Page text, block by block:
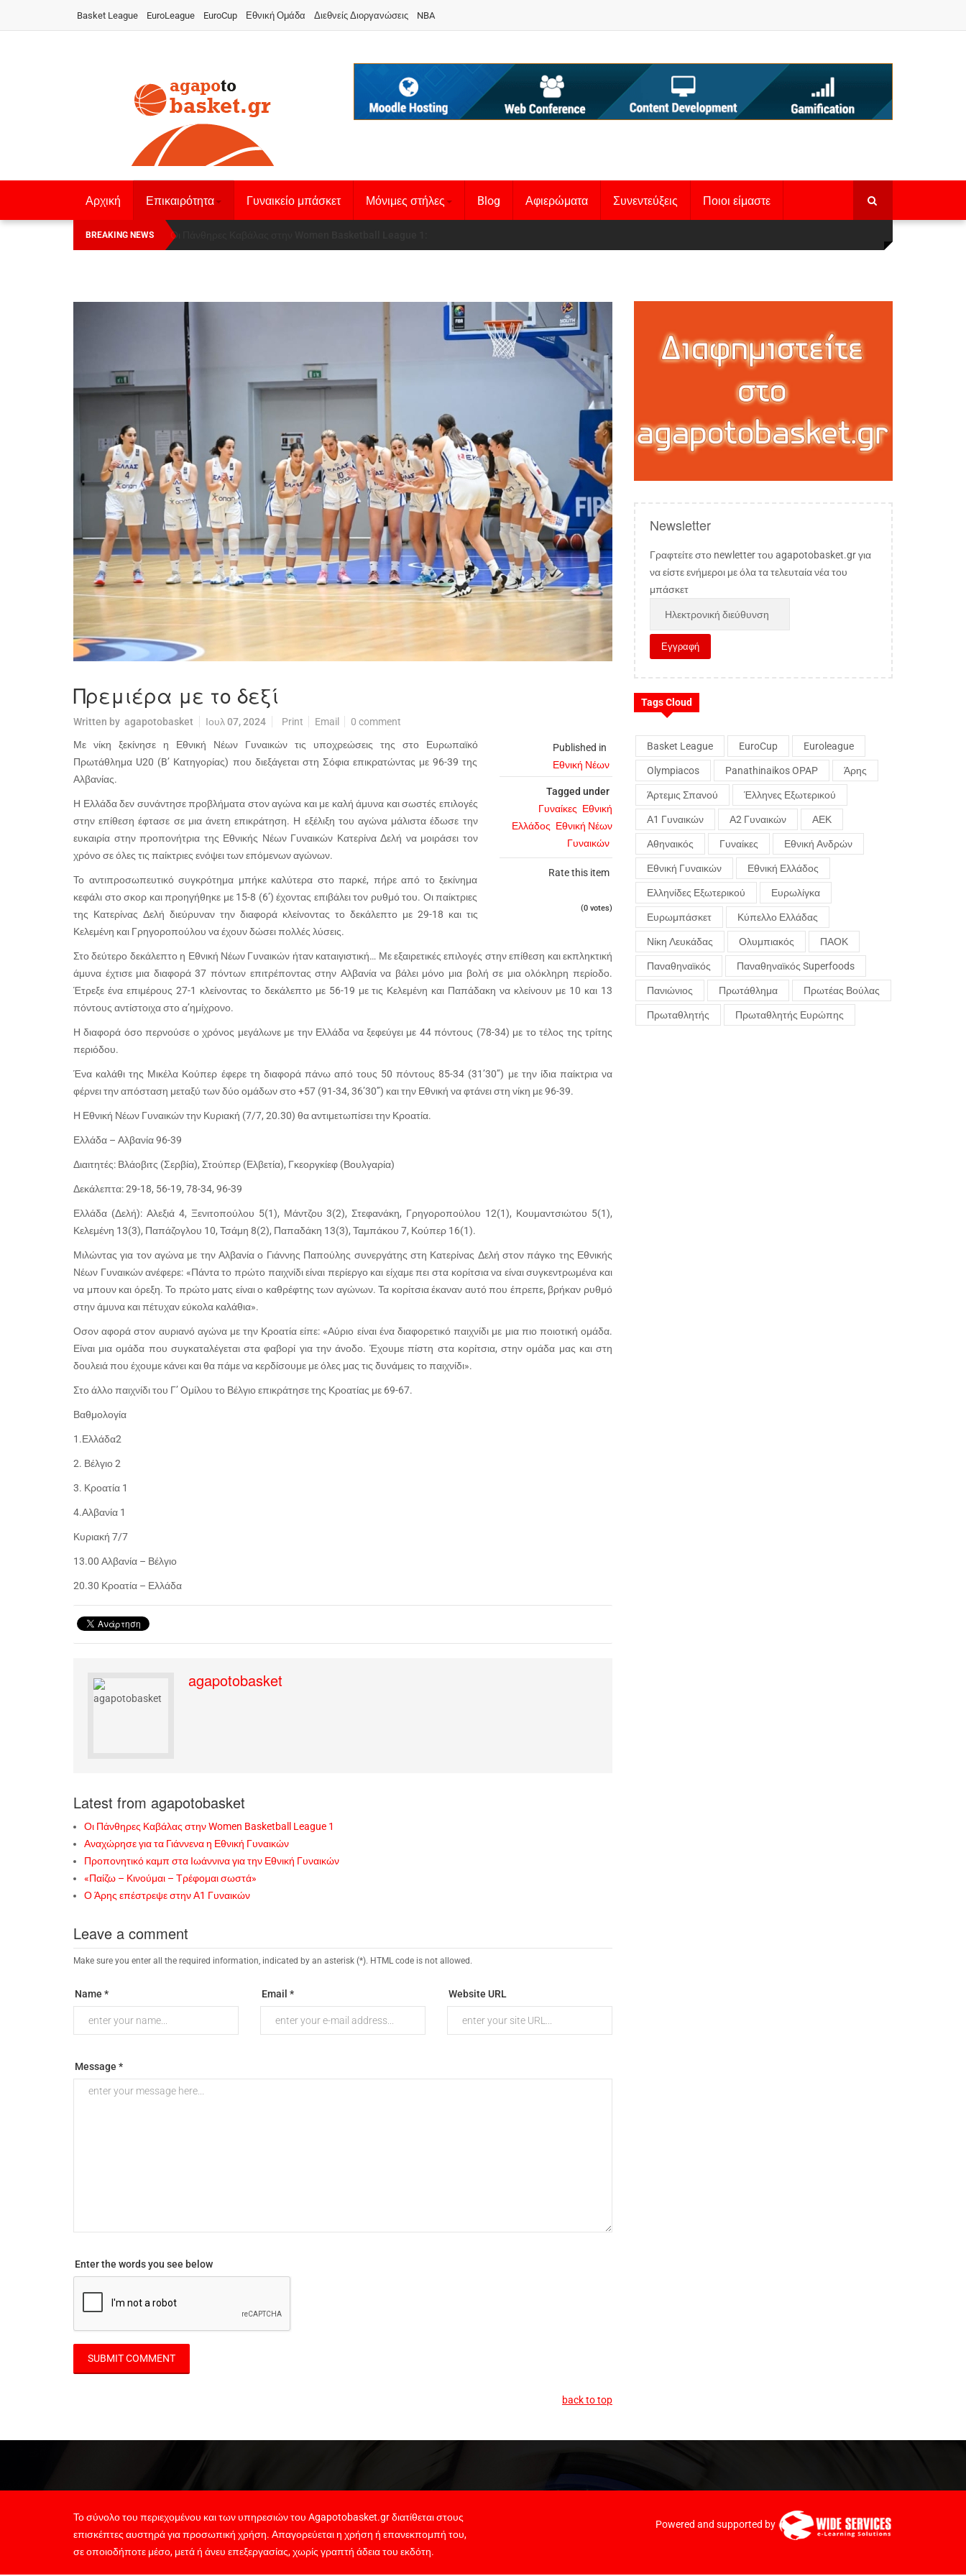
Basket League EuroLeague EuroCup Εθνική Ομάδα Διεθνείς Διοργανώσεις NBA
Αρχική Επικαιρότητα Γυναικείο μπάσκετ Μόνιμες στήλες Blog Αφιερώματα Συνεντεύξεις Ποιοι είμαστε
BREAKING NEWS Οι Πάνθηρες Καβάλας στην Women Basketball League 1
Πρεμιέρα με το δεξί
Written by agapotobasket Ιουλ 07, 2024 Print Email 0 comment
Published in
Εθνική Νέων
Tagged under
Γυναίκες Εθνική
Ελλάδος Εθνική Νέων
Γυναικών
Rate this item
(0 votes)
Με νίκη ξεκίνησε η Εθνική Νέων Γυναικών τις υποχρεώσεις της στο Ευρωπαϊκό
Πρωτάθλημα U20 (B’ Κατηγορίας) που διεξάγεται στη Σόφια επικρατώντας με 96-39 της
Αλβανίας.
Η Ελλάδα δεν συνάντησε προβλήματα στον αγώνα και με καλή άμυνα και σωστές επιλογές
στην επίθεση έφτασε σε μια άνετη επικράτηση. Η εξέλιξη του αγώνα μάλιστα έδωσε την
ευκαιρία στην προπονήτρια της Εθνικής Νέων Γυναικών Κατερίνα Δελή να μοιράσει τον
χρόνο σε όλες τις παίκτριες ενόψει των επόμενων αγώνων.
Το αντιπροσωπευτικό συγκρότημα μπήκε καλύτερα στο παρκέ, πήρε από το ξεκίνημα
κεφάλι στο σκορ και προηγήθηκε με 15-8 (6’) έχοντας επιβάλει τον ρυθμό του. Οι παίκτριες
της Κατερίνας Δελή διεύρυναν την διαφορά κλείνοντας το δεκάλεπτο με 29-18 και τις
Κελεμένη και Γρηγοροπούλου να έχουν δώσει πολλές λύσεις.
Στο δεύτερο δεκάλεπτο η Εθνική Νέων Γυναικών ήταν καταιγιστική… Με εξαιρετικές επιλογές στην επίθεση και εκπληκτική
άμυνα έχτισε μια διαφορά 37 πόντων επιτρέποντας στην Αλβανία να βάλει μόνο μια βολή σε μια ολόκληρη περίοδο.
Έτρεξε ένα επιμέρους 27-1 κλείνοντας το δεκάλεπτο με 56-19 με τις Κελεμένη και Παπάδακη να κλείνουν με 10 και 13
πόντους αντίστοιχα στο α’ημίχρονο.
Η διαφορά όσο περνούσε ο χρόνος μεγάλωνε με την Ελλάδα να ξεφεύγει με 44 πόντους (78-34) με το τέλος της τρίτης
περιόδου.
Ένα καλάθι της Μικέλα Κούπερ έφερε τη διαφορά πάνω από τους 50 πόντους 85-34 (31’30’’) με την ίδια παίκτρια να
φέρνει την απόσταση μεταξύ των δύο ομάδων στο +57 (91-34, 36’30’’) και την Εθνική να φτάνει στη νίκη με 96-39.
Η Εθνική Νέων Γυναικών την Κυριακή (7/7, 20.30) θα αντιμετωπίσει την Κροατία.
Ελλάδα – Αλβανία 96-39
Διαιτητές: Βλάοβιτς (Σερβία), Στούπερ (Ελβετία), Γκεοργκίεφ (Βουλγαρία)
Δεκάλεπτα: 29-18, 56-19, 78-34, 96-39
Ελλάδα (Δελή): Αλεξιά 4, Ξενιτοπούλου 5(1), Μάντζου 3(2), Στεφανάκη, Γρηγοροπούλου 12(1), Κουμαντσιώτου 5(1),
Κελεμένη 13(3), Παπάζογλου 10, Τσάμη 8(2), Παπαδάκη 13(3), Ταμπάκου 7, Κούπερ 16(1).
Μιλώντας για τον αγώνα με την Αλβανία ο Γιάννης Παπούλης συνεργάτης στη Κατερίνας Δελή στον πάγκο της Εθνικής
Νέων Γυναικών ανέφερε: «Πάντα το πρώτο παιχνίδι είναι περίεργο και είχαμε πει στα κορίτσια να είναι συγκεντρωμένα και
να μπουν και όρεξη. Το πρώτο ματς είναι ο καθρέφτης των αγώνων. Τα κορίτσια έκαναν αυτό που έπρεπε, βρήκαν ρυθμό
στην άμυνα και πέτυχαν εύκολα καλάθια».
Οσον αφορά στον αυριανό αγώνα με την Κροατία είπε: «Αύριο είναι ένα διαφορετικό παιχνίδι με μια πιο ποιοτική ομάδα.
Είναι μια ομάδα που συγκαταλέγεται στα φαβορί για την άνοδο. Έχουμε πίστη στα κορίτσια, στην ομάδα μας και στη
δουλειά που έχουμε κάνει και θα πάμε να κερδίσουμε με όλες μας τις δυνάμεις το παιχνίδι».
Στο άλλο παιχνίδι του Γ’ Ομίλου το Βέλγιο επικράτησε της Κροατίας με 69-67.
Βαθμολογία
1.Ελλάδα2
2. Βέλγιο 2
3. Κροατία 1
4.Αλβανία 1
Κυριακή 7/7
13.00 Αλβανία – Βέλγιο
20.30 Κροατία – Ελλάδα
agapotobasket
Latest from agapotobasket
Οι Πάνθηρες Καβάλας στην Women Basketball League 1
Αναχώρησε για τα Γιάννενα η Εθνική Γυναικών
Προπονητικό καμπ στα Ιωάννινα για την Εθνική Γυναικών
«Παίζω – Κινούμαι – Τρέφομαι σωστά»
Ο Άρης επέστρεψε στην Α1 Γυναικών
Leave a comment
Make sure you enter all the required information, indicated by an asterisk (*). HTML code is not allowed.
Name * Email * Website URL
Message *
Enter the words you see below
back to top
Newsletter
Γραφτείτε στο newletter του agapotobasket.gr για
να είστε ενήμεροι με όλα τα τελευταία νέα του
μπάσκετ
Tags Cloud
Basket League EuroCup Euroleague
Olympiacos Panathinaikos OPAP Άρης
Άρτεμις Σπανού Έλληνες Εξωτερικού
Α1 Γυναικών Α2 Γυναικών ΑΕΚ
Αθηναικός Γυναίκες Εθνική Ανδρών
Εθνική Γυναικών Εθνική Ελλάδος
Ελληνίδες Εξωτερικού Ευρωλίγκα
Ευρωμπάσκετ Κύπελλο Ελλάδας
Νίκη Λευκάδας Ολυμπιακός ΠΑΟΚ
Παναθηναϊκός Παναθηναϊκός Superfoods
Πανιώνιος Πρωτάθλημα Πρωτέας Βούλας
Πρωταθλητής Πρωταθλητής Ευρώπης
Το σύνολο του περιεχομένου και των υπηρεσιών του Agapotobasket.gr διατίθεται στους
επισκέπτες αυστηρά για προσωπική χρήση. Απαγορεύεται η χρήση ή επανεκπομπή του,
σε οποιοδήποτε μέσο, μετά ή άνευ επεξεργασίας, χωρίς γραπτή άδεια του εκδότη.
Powered and supported by